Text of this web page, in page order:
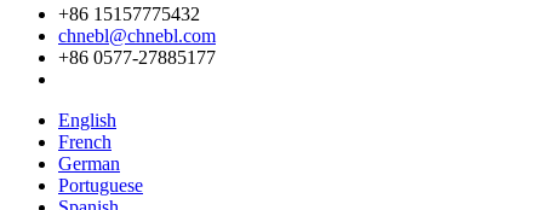
+86 15157775432
chnebl@chnebl.com
+86 0577-27885177
English
French
German
Portuguese